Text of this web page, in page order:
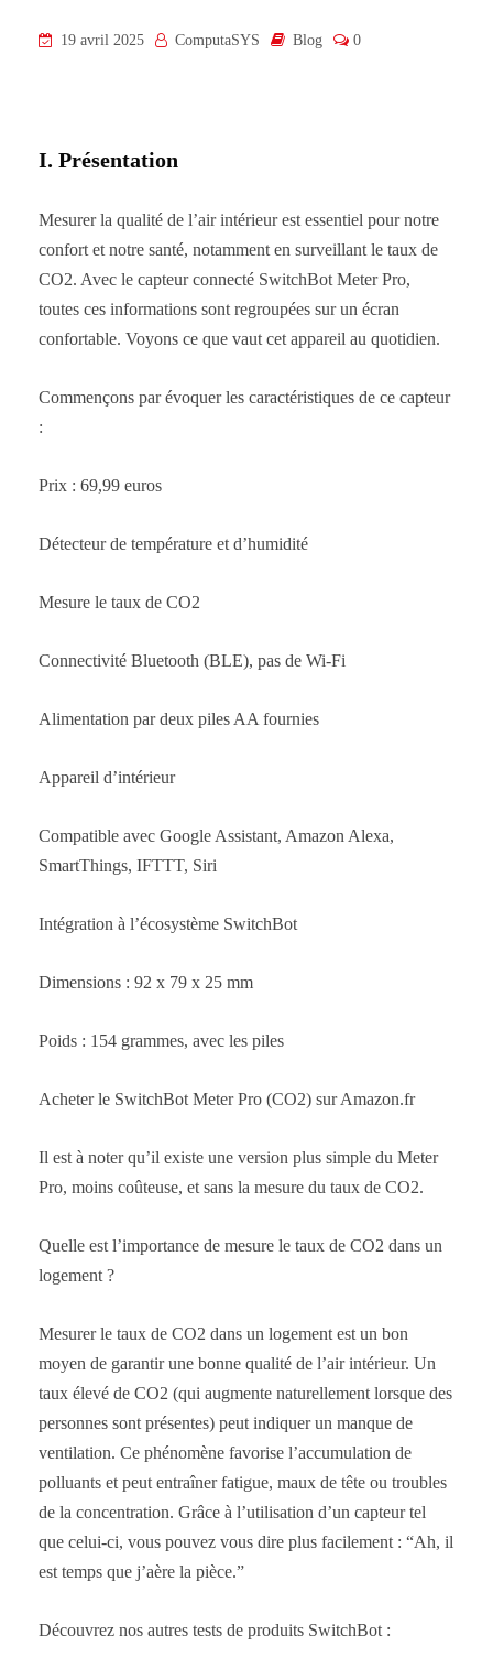
19 avril 2025 ComputaSYS Blog 0
I. Présentation
Mesurer la qualité de l’air intérieur est essentiel pour notre
confort et notre santé, notamment en surveillant le taux de
CO2. Avec le capteur connecté SwitchBot Meter Pro,
toutes ces informations sont regroupées sur un écran
confortable. Voyons ce que vaut cet appareil au quotidien.
Commençons par évoquer les caractéristiques de ce capteur
:
Prix : 69,99 euros
Détecteur de température et d’humidité
Mesure le taux de CO2
Connectivité Bluetooth (BLE), pas de Wi-Fi
Alimentation par deux piles AA fournies
Appareil d’intérieur
Compatible avec Google Assistant, Amazon Alexa,
SmartThings, IFTTT, Siri
Intégration à l’écosystème SwitchBot
Dimensions : 92 x 79 x 25 mm
Poids : 154 grammes, avec les piles
Acheter le SwitchBot Meter Pro (CO2) sur Amazon.fr
Il est à noter qu’il existe une version plus simple du Meter
Pro, moins coûteuse, et sans la mesure du taux de CO2.
Quelle est l’importance de mesure le taux de CO2 dans un
logement ?
Mesurer le taux de CO2 dans un logement est un bon
moyen de garantir une bonne qualité de l’air intérieur. Un
taux élevé de CO2 (qui augmente naturellement lorsque des
personnes sont présentes) peut indiquer un manque de
ventilation. Ce phénomène favorise l’accumulation de
polluants et peut entraîner fatigue, maux de tête ou troubles
de la concentration. Grâce à l’utilisation d’un capteur tel
que celui-ci, vous pouvez vous dire plus facilement : “Ah, il
est temps que j’aère la pièce.”
Découvrez nos autres tests de produits SwitchBot :